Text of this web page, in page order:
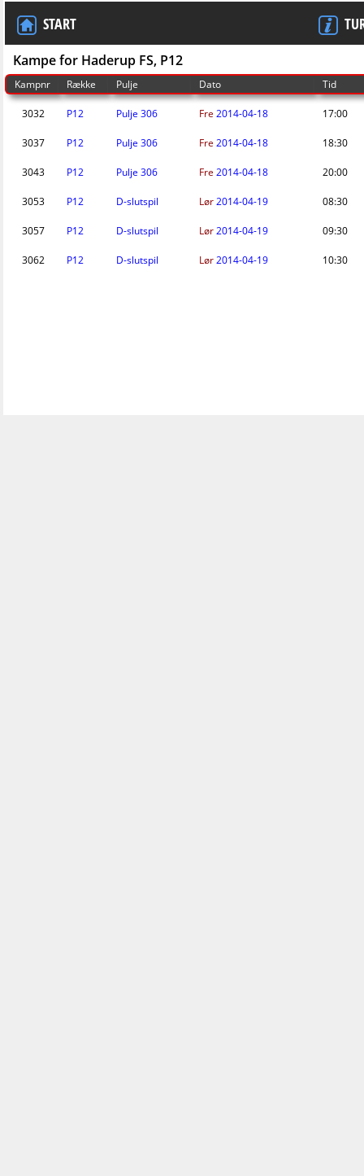
START
Kampe for Haderup FS, P12
Kampnr Række Pulje Dato Tid
3032 P12 Pulje 306 Fre 2014-04-18 17:00
3037 P12 Pulje 306 Fre 2014-04-18 18:30
3043 P12 Pulje 306 Fre 2014-04-18 20:00
3053 P12 D-slutspil Lør2014-04-19 08:30
3057 P12 D-slutspil Lør2014-04-19 09:30
3062 P12 D-slutspil Lør2014-04-19 10:30